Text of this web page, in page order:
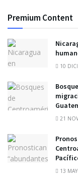
Premium Content
10
21
13